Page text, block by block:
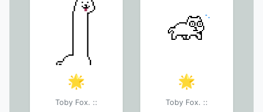
🌟
Toby Fox. ::
🌟
Toby Fox. ::